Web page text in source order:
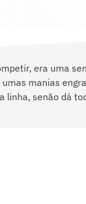
era uma
manias
linha, senão dá